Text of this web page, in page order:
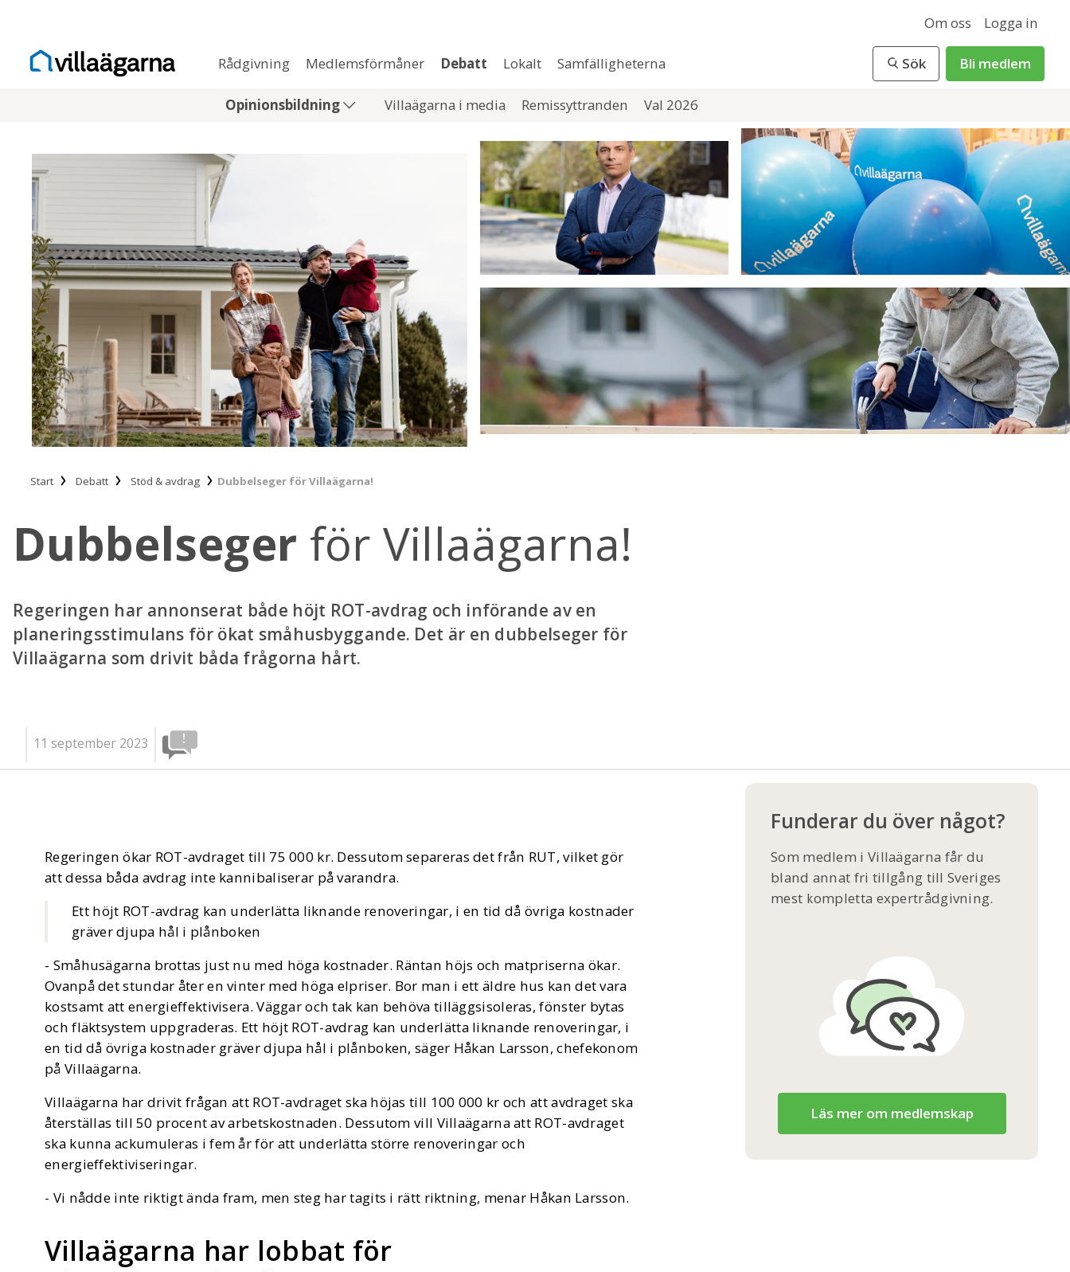
Om oss Logga in
Rådgivning Medlemsförmåner Debatt Lokalt Samfälligheterna Sök Bli medlem
Opinionsbildning Villaägarna i media Remissyttranden Val 2026
Start Debatt Stöd & avdrag Dubbelseger för Villaägarna!
Dubbelseger för Villaägarna!
Regeringen har annonserat både höjt ROT-avdrag och införande av en
planeringsstimulans för ökat småhusbyggande. Det är en dubbelseger för
Villaägarna som drivit båda frågorna hårt.
11 september 2023
Regeringen ökar ROT-avdraget till 75 000 kr. Dessutom separeras det från RUT, vilket gör
att dessa båda avdrag inte kannibaliserar på varandra.
Ett höjt ROT-avdrag kan underlätta liknande renoveringar, i en tid då övriga kostnader
gräver djupa hål i plånboken
- Småhusägarna brottas just nu med höga kostnader. Räntan höjs och matpriserna ökar.
Ovanpå det stundar åter en vinter med höga elpriser. Bor man i ett äldre hus kan det vara
kostsamt att energieffektivisera. Väggar och tak kan behöva tilläggsisoleras, fönster bytas
och fläktsystem uppgraderas. Ett höjt ROT-avdrag kan underlätta liknande renoveringar, i
en tid då övriga kostnader gräver djupa hål i plånboken, säger Håkan Larsson, chefekonom
på Villaägarna.
Villaägarna har drivit frågan att ROT-avdraget ska höjas till 100 000 kr och att avdraget ska
återställas till 50 procent av arbetskostnaden. Dessutom vill Villaägarna att ROT-avdraget
ska kunna ackumuleras i fem år för att underlätta större renoveringar och
energieffektiviseringar.
- Vi nådde inte riktigt ända fram, men steg har tagits i rätt riktning, menar Håkan Larsson.
Villaägarna har lobbat för
Funderar du över något?
Som medlem i Villaägarna får du
bland annat fri tillgång till Sveriges
mest kompletta expertrådgivning.
Läs mer om medlemskap